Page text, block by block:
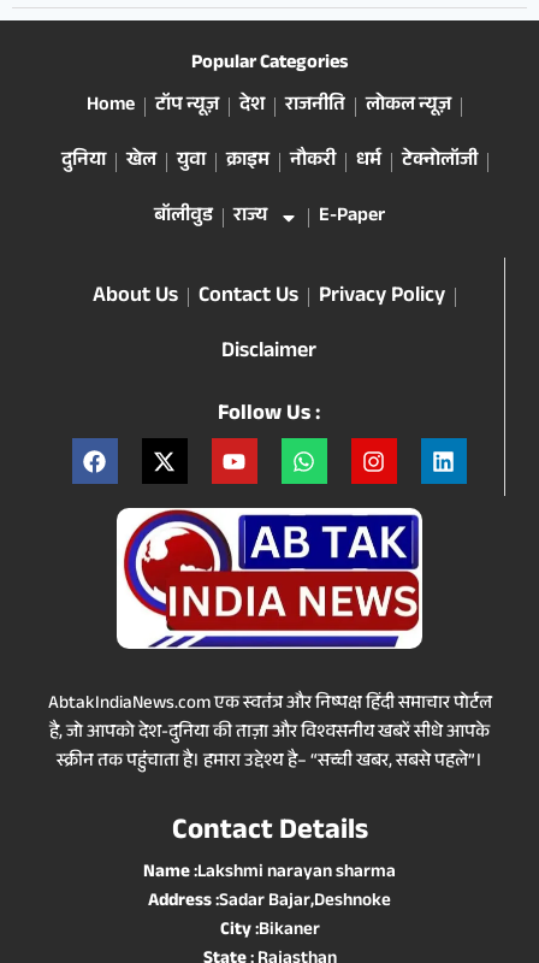
Popular Categories
Home
टॉप न्यूज़ देश राजनीति
लोकल न्यूज़
दुनिया
खेल युवा क्राइम नौकरी धर्म
टेक्नोलॉजी
बॉलीवुड
राज्य E-Paper
About Us Contact Us
Privacy Policy
Disclaimer
Follow Us :
AbtakIndiaNews.com एक स्वतंत्र और निष्पक्ष हिंदी समाचार पोर्टल
है, जो आपको देश-दुनिया की ताज़ा और विश्वसनीय खबरें सीधे आपके
स्क्रीन तक पहुंचाता है। हमारा उद्देश्य है– “सच्ची खबर, सबसे पहले”।
Contact Details
Name:Lakshmi narayan sharma
Address:Sadar Bajar,Deshnoke
City:Bikaner